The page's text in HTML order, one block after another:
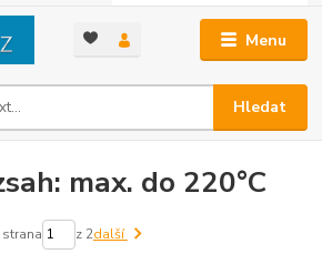
Menu
Hledat
max. do 220°C
strana z 2další